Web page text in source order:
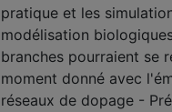
pratique et les
modélisation
branches pourraient se
moment donné avec
réseaux de dopage -